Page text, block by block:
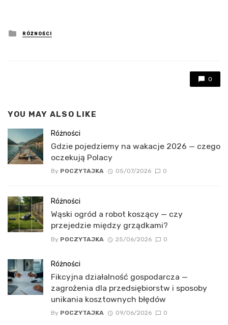
Posted
in
RÓŻNOŚCI
0
YOU MAY ALSO LIKE
Różności
Gdzie pojedziemy na wakacje 2026 — czego
oczekują Polacy
By POCZYTAJKA 05/07/2026 0
Różności
Wąski ogród a robot koszący — czy
przejedzie między grządkami?
By POCZYTAJKA 25/06/2026 0
Różności
Fikcyjna działalność gospodarcza —
zagrożenia dla przedsiębiorstw i sposoby
unikania kosztownych błędów
By POCZYTAJKA 09/06/2026 0